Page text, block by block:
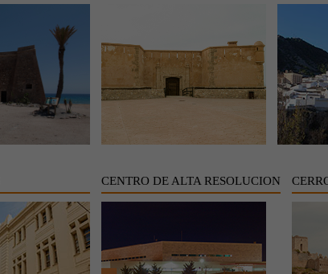
CENTRO DE ALTA RESOLUCION